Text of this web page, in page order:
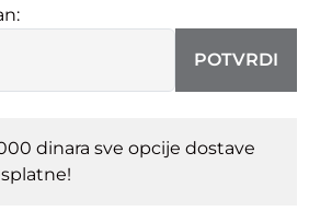
POTVRDI
dinara sve opcije dostave